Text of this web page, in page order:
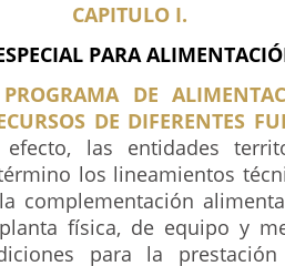
CAPITULO I.
PARA
DE
DE DIFERENTES
las entidades
los lineamientos
complementación
física, de equipo y
para la